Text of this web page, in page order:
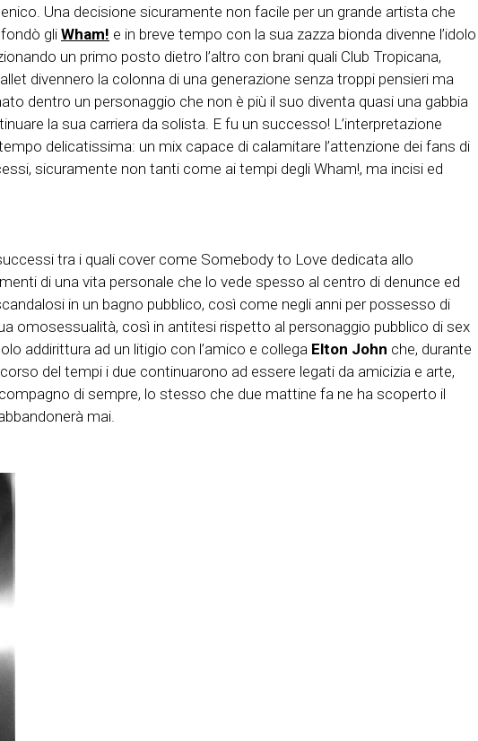
Una decisione sicuramente non facile per un grande artista che
fondò gli Wham! e in breve tempo con la sua zazza bionda divenne l’idolo
un primo posto dietro l’altro con brani quali Club Tropicana,
divennero la colonna di una generazione senza troppi pensieri ma
dentro un personaggio che non è più il suo diventa quasi una gabbia
la sua carriera da solista. E fu un successo! L’interpretazione
delicatissima: un mix capace di calamitare l’attenzione dei fans di
sicuramente non tanti come ai tempi degli Wham!, ma incisi ed
tra i quali cover come Somebody to Love dedicata allo
di una vita personale che lo vede spesso al centro di denunce ed
in un bagno pubblico, così come negli anni per possesso di
omosessualità, così in antitesi rispetto al personaggio pubblico di sex
addirittura ad un litigio con l’amico e collega Elton John che, durante
del tempi i due continuarono ad essere legati da amicizia e arte,
di sempre, lo stesso che due mattine fa ne ha scoperto il
mai.